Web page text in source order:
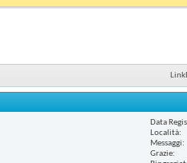
Data
Località
Messaggi
Grazie